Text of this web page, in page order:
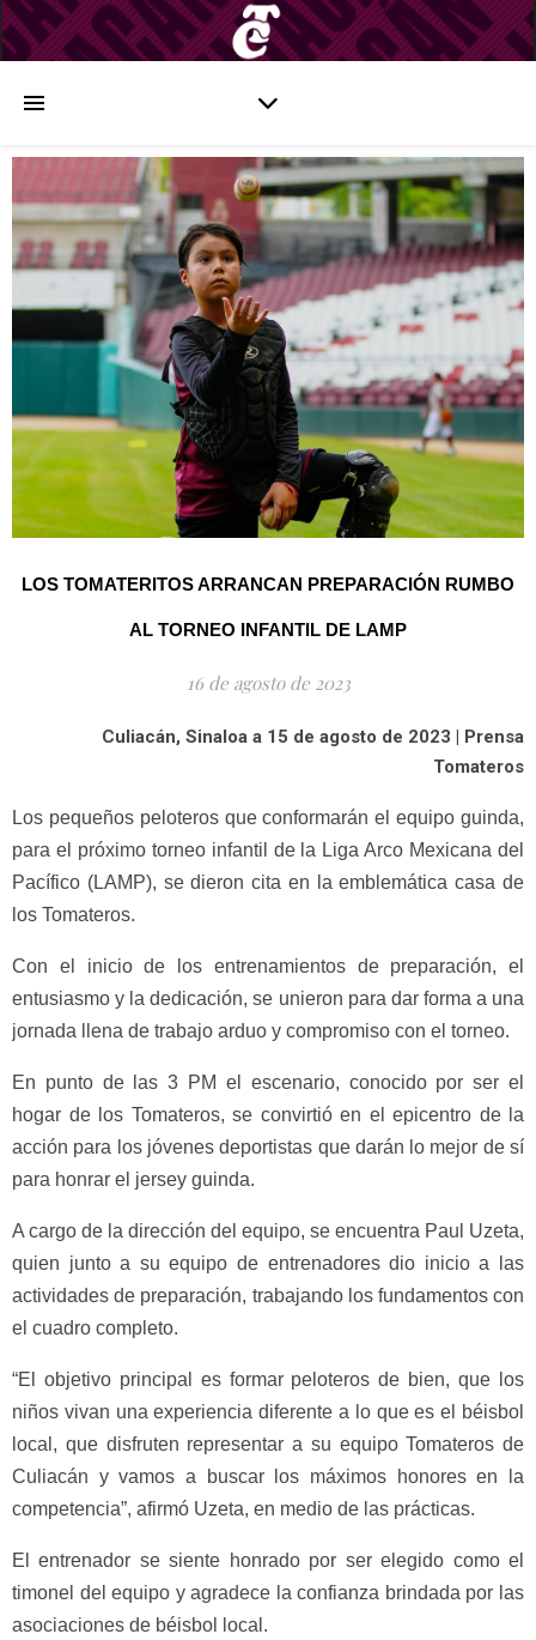
LOS TOMATERITOS ARRANCAN PREPARACIÓN RUMBO
AL TORNEO INFANTIL DE LAMP
16 de agosto de 2023
Culiacán, Sinaloa a 15 de agosto de 2023 | Prensa
Tomateros
Los pequeños peloteros que conformarán el equipo guinda,
para el próximo torneo infantil de la Liga Arco Mexicana del
Pacífico (LAMP), se dieron cita en la emblemática casa de
los Tomateros.
Con el inicio de los entrenamientos de preparación, el
entusiasmo y la dedicación, se unieron para dar forma a una
jornada llena de trabajo arduo y compromiso con el torneo.
En punto de las 3 PM el escenario, conocido por ser el
hogar de los Tomateros, se convirtió en el epicentro de la
acción para los jóvenes deportistas que darán lo mejor de sí
para honrar el jersey guinda.
A cargo de la dirección del equipo, se encuentra Paul Uzeta,
quien junto a su equipo de entrenadores dio inicio a las
actividades de preparación, trabajando los fundamentos con
el cuadro completo.
“El objetivo principal es formar peloteros de bien, que los
niños vivan una experiencia diferente a lo que es el béisbol
local, que disfruten representar a su equipo Tomateros de
Culiacán y vamos a buscar los máximos honores en la
competencia”, afirmó Uzeta, en medio de las prácticas.
El entrenador se siente honrado por ser elegido como el
timonel del equipo y agradece la confianza brindada por las
asociaciones de béisbol local.